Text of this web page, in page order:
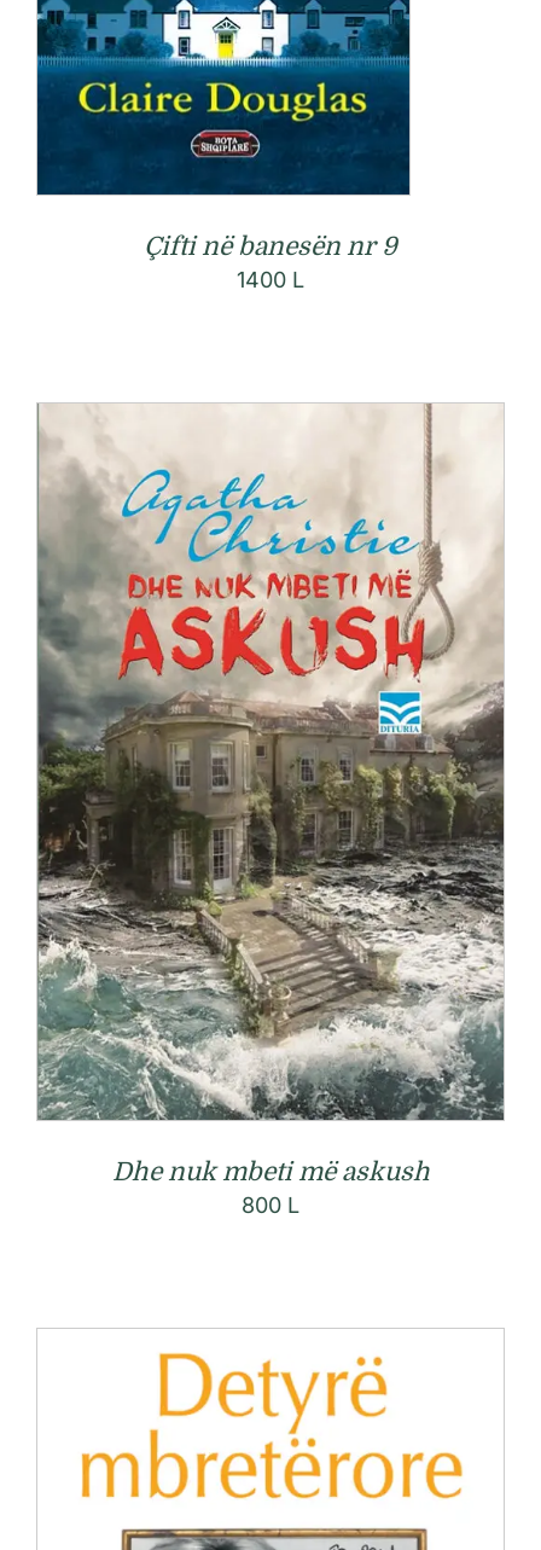
Çifti në banesën nr 9
1400 L
Dhe nuk mbeti më askush
800 L